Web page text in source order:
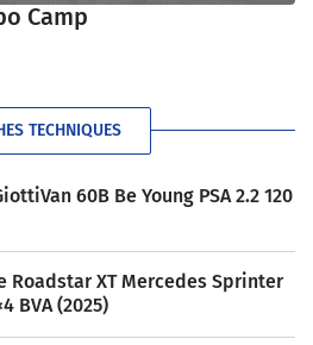
Camp
TECHNIQUES
60B Be Young PSA 2.2 120
Roadstar XT Mercedes Sprinter
BVA (2025)